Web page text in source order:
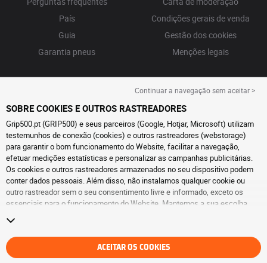
País
Guia
Garantia pneus
Condições gerais de venda
Gestão dos cookies
Menções legais
Continuar a navegação sem aceitar >
SOBRE COOKIES E OUTROS RASTREADORES
Grip500.pt (GRIP500) e seus parceiros (Google, Hotjar, Microsoft) utilizam
testemunhos de conexão (cookies) e outros rastreadores (webstorage)
para garantir o bom funcionamento do Website, facilitar a navegação,
efetuar medições estatísticas e personalizar as campanhas publicitárias.
Os cookies e outros rastreadores armazenados no seu dispositivo podem
conter dados pessoais. Além disso, não instalamos qualquer cookie ou
outro rastreador sem o seu consentimento livre e informado, exceto os
essenciais para o funcionamento do Website. Mantemos a sua escolha
aceder à
a navegar sem aceitar a instalação de cookies ou outros rastreadores. A
recusa não prejudica o acesso aos serviços GRIP500. Para obter mais
informações, consultea página de cookies e outros rastreadores.
ACEITAR OS COOKIES